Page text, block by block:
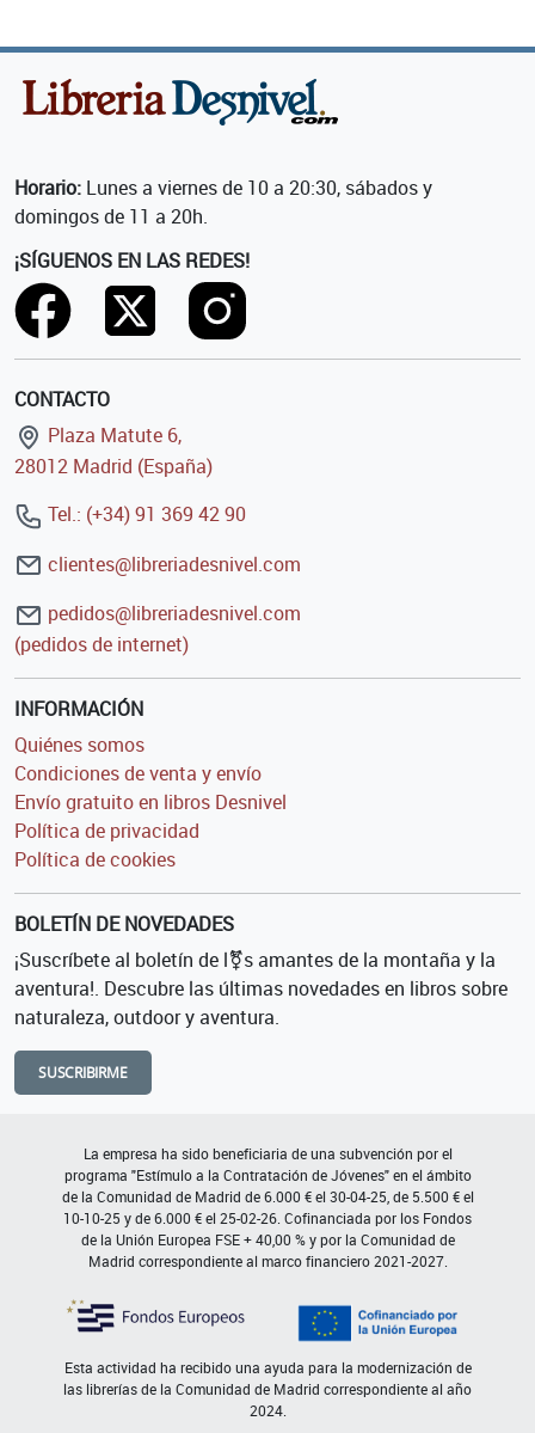
Horario: Lunes a viernes de 10 a 20:30, sábados y
domingos de 11 a 20h.
¡SÍGUENOS EN LAS REDES!
CONTACTO
Plaza Matute 6,
28012 Madrid (España)
Tel.: (+34) 91 369 42 90
clientes@libreriadesnivel.com
pedidos@libreriadesnivel.com
(pedidos de internet)
INFORMACIÓN
Quiénes somos
Condiciones de venta y envío
Envío gratuito en libros Desnivel
Política de privacidad
Política de cookies
BOLETÍN DE NOVEDADES
¡Suscríbete al boletín de l⚧s amantes de la montaña y la
aventura!. Descubre las últimas novedades en libros sobre
naturaleza, outdoor y aventura.
SUSCRIBIRME
La empresa ha sido beneficiaria de una subvención por el
programa "Estímulo a la Contratación de Jóvenes" en el ámbito
de la Comunidad de Madrid de 6.000 € el 30-04-25, de 5.500 € el
10-10-25 y de 6.000 € el 25-02-26. Cofinanciada por los Fondos
de la Unión Europea FSE + 40,00 % y por la Comunidad de
Madrid correspondiente al marco financiero 2021-2027.
Esta actividad ha recibido una ayuda para la modernización de
las librerías de la Comunidad de Madrid correspondiente al año
2024.